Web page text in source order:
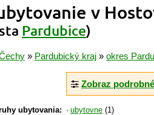
v
Pardubice)
» Pardubický kraj » okres
Zobraz
ubytovania: ubytovne (1)